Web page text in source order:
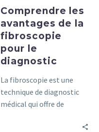
Comprendre les
avantages de la
fibroscopie
pour le
diagnostic
La fibroscopie est une
technique de diagnostic
médical qui offre de
Découvrez comment elle